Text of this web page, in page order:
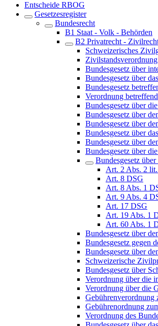
Entscheide RBOG
Gesetzesregister
Bundesrecht
B1 Staat - Volk - Behörden
B2 Privatrecht -
Schweizerisches
Bundesgesetz über
Bundesgesetz über
Bundesgesetz
Verordnung
Bundesgesetz über
Bundesgesetz über
Bundesgesetz über
Bundesgesetz über
Bundesgesetz über
Bundesgesetz über
Bundesgesetz
Art. 2 Abs. 2
Art. 8 DSG
Art. 8 Abs. 1
Art. 9 Abs. 4
Art. 17 DSG
Art. 19 Abs. 1
Art. 60 Abs. 1
Bundesgesetz über
Bundesgesetz gegen
Bundesgesetz über
Schweizerische
Bundesgesetz über
Verordnung über die
Verordnung über die
Gebührenverordnung
Gebührenordnung
Verordnung des